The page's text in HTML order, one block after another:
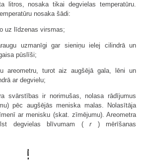
litros, nosaka tikai degvielas temperatūru.
nosaka šādi:
uz līdzenas virsmas;
uzmanīgi gar sieniņu ielej cilindrā un
pūslīši;
areometru, turot aiz augšējā gala, lēni un
ar degvielu;
svārstības ir norimušas, nolasa rādījumus
pēc augšējās meniska malas. Nolasītāja
ar menisku (skat. zīmējumu). Areometra
degvielas blīvumam ( r) mērīšanas